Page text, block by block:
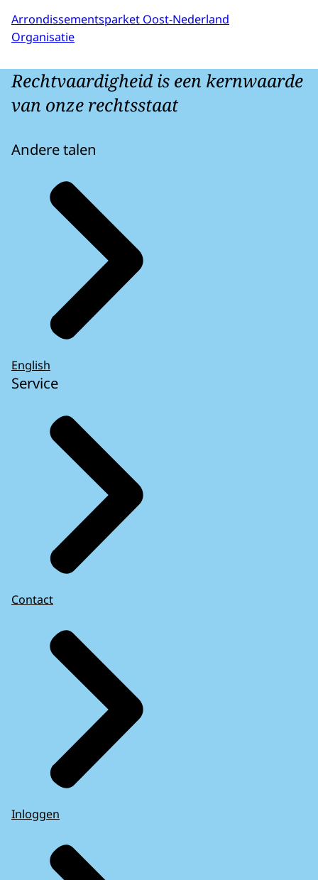
Arrondissementsparket Oost-Nederland
Organisatie
Rechtvaardigheid is een kernwaarde
van onze rechtsstaat
Andere talen
English
Service
Contact
Inloggen